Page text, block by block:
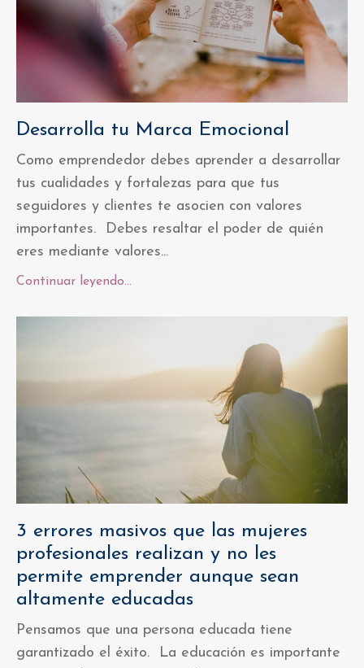
Desarrolla tu Marca Emocional
Como emprendedor debes aprender a desarrollar
tus cualidades y fortalezas para que tus
seguidores y clientes te asocien con valores
importantes. Debes resaltar el poder de quién
eres mediante valores...
Continuar leyendo...
3 errores masivos que las mujeres
profesionales realizan y no les
permite emprender aunque sean
altamente educadas
Pensamos que una persona educada tiene
garantizado el éxito. La educación es importante